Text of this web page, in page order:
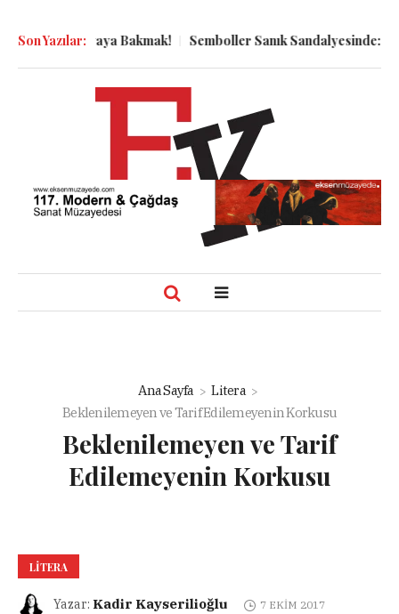
Son Yazılar:
Dünyaya Bakmak! Semboller Sanık Sandalyesinde: Epstein
Ana Sayfa
Litera
Beklenilemeyen ve Tarif Edilemeyenin Korkusu
Beklenilemeyen ve Tarif
Edilemeyenin Korkusu
LITERA
Yazar: Kadir Kayserilioğlu 7 EKIM 2017